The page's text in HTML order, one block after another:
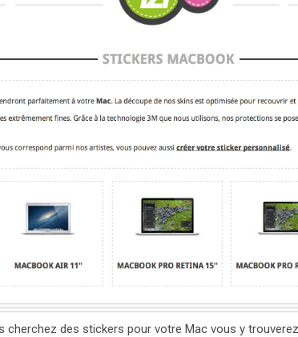
cherchez des stickers pour votre Mac vous y